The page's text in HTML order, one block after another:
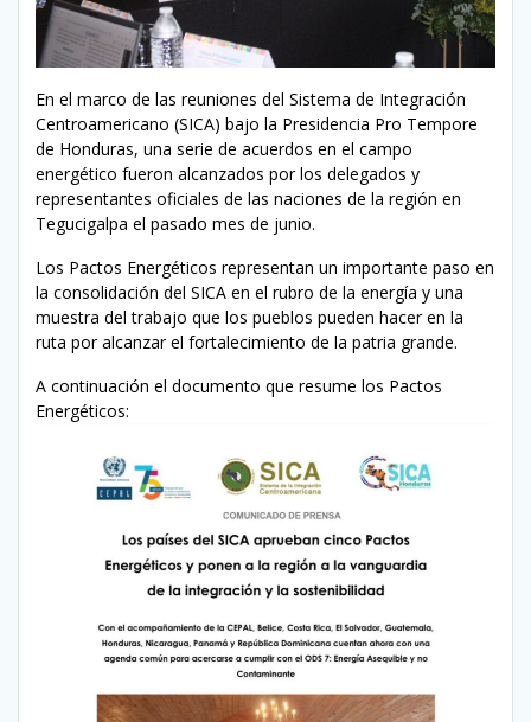
En el marco de las reuniones del Sistema de Integración
Centroamericano (SICA) bajo la Presidencia Pro Tempore
de Honduras, una serie de acuerdos en el campo
energético fueron alcanzados por los delegados y
representantes oficiales de las naciones de la región en
Tegucigalpa el pasado mes de junio.
Los Pactos Energéticos representan un importante paso en
la consolidación del SICA en el rubro de la energía y una
muestra del trabajo que los pueblos pueden hacer en la
ruta por alcanzar el fortalecimiento de la patria grande.
A continuación el documento que resume los Pactos
Energéticos: